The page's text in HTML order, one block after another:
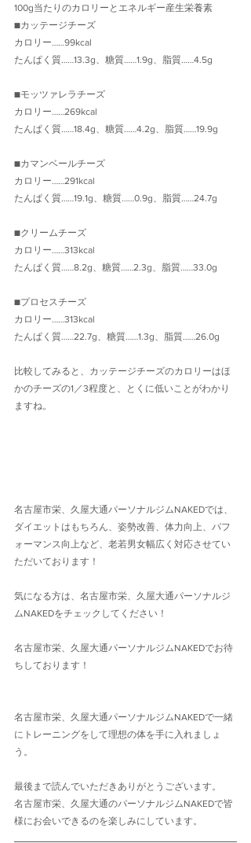
100g当たりのカロリーとエネルギー産生栄養素
■カッテージチーズ
カロリー……99kcal
たんぱく質……13.3g、糖質……1.9g、脂質……4.5g
■モッツァレラチーズ
カロリー……269kcal
たんぱく質……18.4g、糖質……4.2g、脂質……19.9g
■カマンベールチーズ
カロリー……291kcal
たんぱく質……19.1g、糖質……0.9g、脂質……24.7g
■クリームチーズ
カロリー……313kcal
たんぱく質……8.2g、糖質……2.3g、脂質……33.0g
■プロセスチーズ
カロリー……313kcal
たんぱく質……22.7g、糖質……1.3g、脂質……26.0g
比較してみると、カッテージチーズのカロリーはほ
かのチーズの1／3程度と、とくに低いことがわかり
ますね。
名古屋市栄、久屋大通パーソナルジムNAKEDでは、
ダイエットはもちろん、姿勢改善、体力向上、パフ
ォーマンス向上など、老若男女幅広く対応させてい
ただいております！
気になる方は、名古屋市栄、久屋大通パーソナルジ
ムNAKEDをチェックしてください！
名古屋市栄、久屋大通パーソナルジムNAKEDでお待
ちしております！
名古屋市栄、久屋大通パーソナルジムNAKEDで一緒
にトレーニングをして理想の体を手に入れましょ
う。
最後まで読んでいただきありがとうございます。
名古屋市栄、久屋大通のパーソナルジムNAKEDで皆
様にお会いできるのを楽しみにしています。